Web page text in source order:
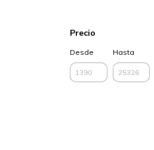
Precio
Desde Hasta